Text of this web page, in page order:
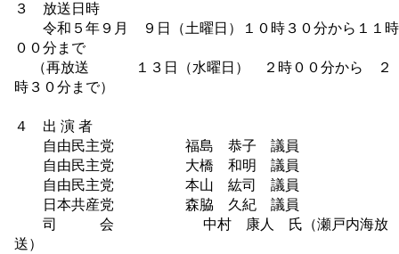
３ 放送日時
令和５年９月 ９日（土曜日）１０時３０分から１１時
００分まで
（再放送 １３日（水曜日） ２時００分から ２
時３０分まで）
４ 出 演 者
自由民主党 福島 恭子 議員
自由民主党 大橋 和明 議員
自由民主党 本山 紘司 議員
日本共産党 森脇 久紀 議員
司 会 中村 康人 氏（瀬戸内海放
送）